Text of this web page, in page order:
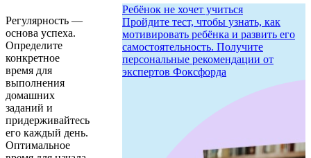
Регулярность —
основа успеха.
Определите
конкретное
время для
выполнения
домашних
заданий и
придерживайтесь
его каждый день.
Оптимальное
Ребёнок не хочет учиться
Пройдите тест, чтобы узнать, как
мотивировать ребёнка и развить его
самостоятельность. Получите
персональные рекомендации от
экспертов Фоксфорда